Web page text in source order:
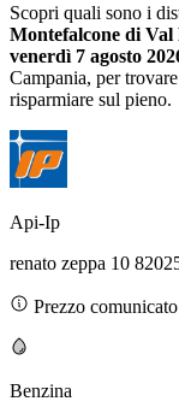
Scopri quali sono i
Montefalcone di
venerdì 7 agosto
Campania, per
risparmiare sul pieno.
Api-Ip
renato zeppa 10
Prezzo
Benzina